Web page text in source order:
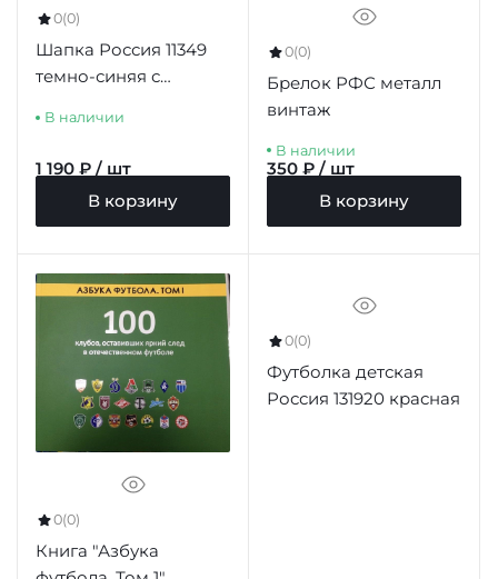
0(0)
Шапка Россия 11349
темно-синяя с
В наличии
1 190 ₽ / шт
В корзину
0(0)
Брелок РФС металл
винтаж
В наличии
350 ₽ / шт
В корзину
0(0)
Книга "Азбука
0(0)
Футболка детская
Россия 131920 красная